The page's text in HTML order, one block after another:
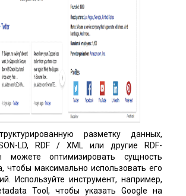
разметку данных,
LD, RDF / XML или другие RDF-
оптимизировать сущность
чтобы максимально использовать его
Используйте инструмент, например,
Tool, чтобы указать Google на